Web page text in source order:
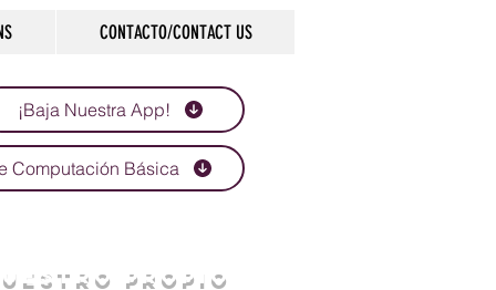
CONTACTO/CONTACT US
¡Baja Nuestra App!
Computación Básica
PROPIO